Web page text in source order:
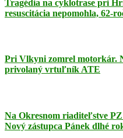
Tragédia na cyklotrase pri
resuscitácia nepomohla, 62-
Pri Vlkyni zomrel motorkár.
privolaný vrtuľník ATE
Na Okresnom riaditeľstve
Nový zástupca Pánek dlhé